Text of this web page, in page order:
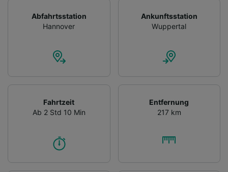
Abfahrtsstation
Hannover
Ankunftsstation
Wuppertal
Fahrtzeit
Ab 2 Std 10 Min
Entfernung
217 km